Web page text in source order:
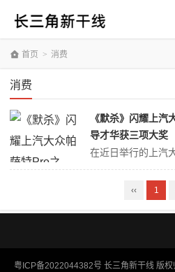
首页 > 消费
消费
《默杀》闪耀上汽
导才华获三项大奖
‹‹ 1
粤ICP备2022044382号 长三角新干线 版权